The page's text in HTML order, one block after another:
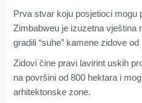
Prva stvar koju posjetioci mogu
Zimbabweu je izuzetna vještina
gradili “suhe” kamene zidove
Zidovi čine pravi lavirint uskih
na površini od 800 hektara i
arhitektonske zone.